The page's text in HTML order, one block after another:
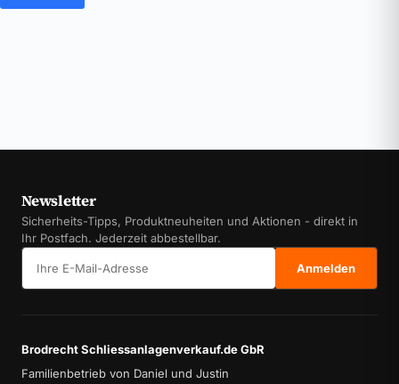
Newsletter
Sicherheits-Tipps, Produktneuheiten und Aktionen - direkt in
Ihr Postfach. Jederzeit abbestellbar.
Anmelden
Brodrecht Schliessanlagenverkauf.de GbR
Familienbetrieb von Daniel und Justin